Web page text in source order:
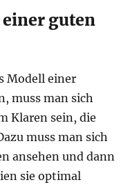
guten
Modell einer
muss man sich
Klaren sein, die
muss man sich
ansehen und dann
sie optimal